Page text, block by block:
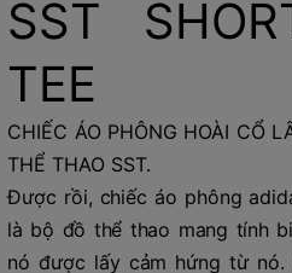
SST
TEE
CHIẾC ÁO PHÔNG HOÀI CỔ
THỂ THAO SST.
Được rồi, chiếc áo phông
là bộ đồ thể thao mang tính
nó được lấy cảm hứng từ nó.